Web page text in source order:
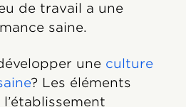
de travail a une
saine.
une culture
? Les éléments